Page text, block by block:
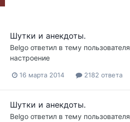
Шутки и анекдоты.
Belgo ответил в тему пользователя
настроение
16 марта 2014 2182 ответа
Шутки и анекдоты.
Belgo ответил в тему пользователя